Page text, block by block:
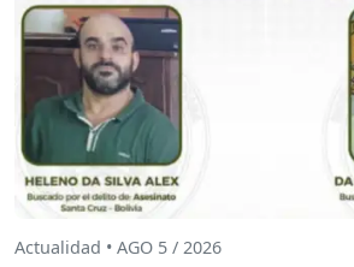
Actualidad • AGO 5 / 2026